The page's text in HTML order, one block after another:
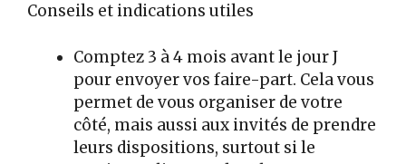
Conseils et indications utiles
Comptez 3 à 4 mois avant le jour J
pour envoyer vos faire-part. Cela vous
permet de vous organiser de votre
côté, mais aussi aux invités de prendre
leurs dispositions, surtout si le